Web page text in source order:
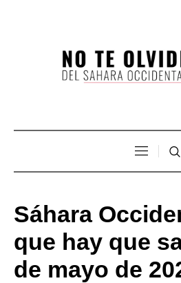
Sáhara
que hay que
de mayo de